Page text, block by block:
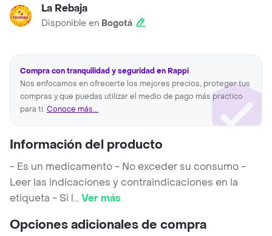
La Rebaja
Disponible en Bogotá
Compra con tranquilidad y seguridad en Rappi
Nos enfocamos en ofrecerte los mejores precios, proteger tus
compras y que puedas utilizar el medio de pago más practico
para ti. Conoce más...
Información del producto
- Es un medicamento - No exceder su consumo -
Leer las indicaciones y contraindicaciones en la
etiqueta - Si l...Ver más
Opciones adicionales de compra